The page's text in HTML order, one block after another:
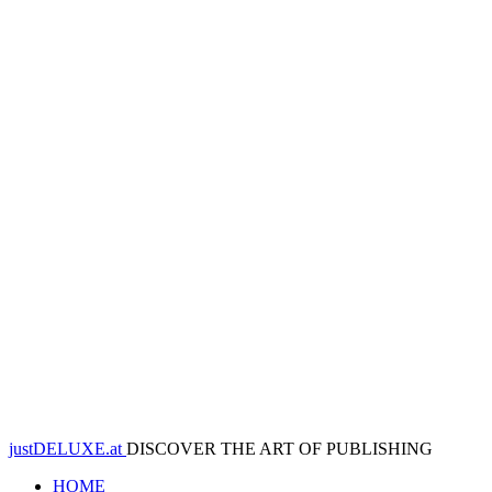
justDELUXE.at DISCOVER THE ART OF PUBLISHING
HOME